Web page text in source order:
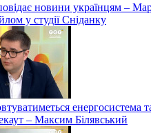
новини українцям –
у студії Сніданку
енергосистема
– Максим Білявський